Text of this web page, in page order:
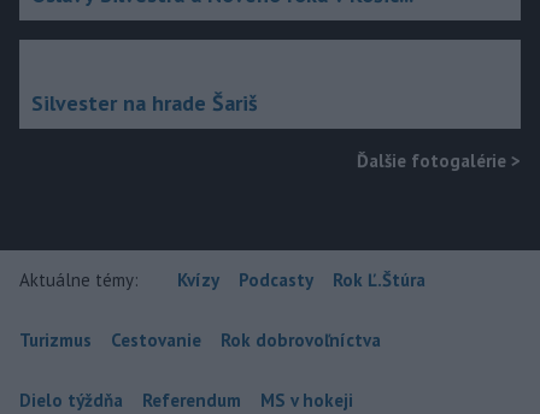
Silvester na hrade Šariš
Ďalšie fotogalérie >
Aktuálne témy: Kvízy Podcasty Rok Ľ.Štúra
Turizmus Cestovanie Rok dobrovoľníctva
Dielo týždňa Referendum MS v hokeji